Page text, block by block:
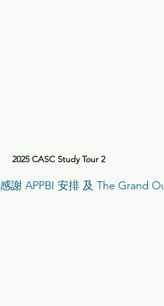
2025 CASC Study Tour 2
謝 APPBI 安排 及 The Grand